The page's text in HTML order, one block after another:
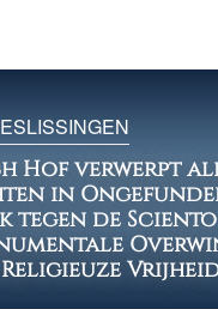
Hof verwerpt
in
tegen de